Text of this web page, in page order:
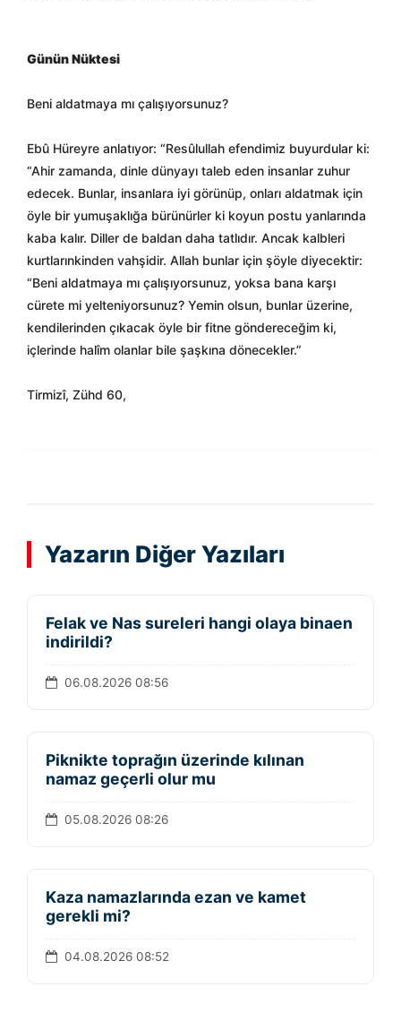
Günün Nüktesi
Beni aldatmaya mı çalışıyorsunuz?
Ebû Hüreyre anlatıyor: “Resûlullah efendimiz buyurdular ki:
“Ahir zamanda, dinle dünyayı taleb eden insanlar zuhur
edecek. Bunlar, insanlara iyi görünüp, onları aldatmak için
öyle bir yumuşaklığa bürünürler ki koyun postu yanlarında
kaba kalır. Diller de baldan daha tatlıdır. Ancak kalbleri
kurtlarınkinden vahşidir. Allah bunlar için şöyle diyecektir:
“Beni aldatmaya mı çalışıyorsunuz, yoksa bana karşı
cürete mi yelteniyorsunuz? Yemin olsun, bunlar üzerine,
kendilerinden çıkacak öyle bir fitne göndereceğim ki,
içlerinde halîm olanlar bile şaşkına dönecekler.”
Tirmizî, Zühd 60,
Yazarın Diğer Yazıları
Felak ve Nas sureleri hangi olaya binaen
indirildi?
06.08.2026 08:56
Piknikte toprağın üzerinde kılınan
namaz geçerli olur mu
05.08.2026 08:26
Kaza namazlarında ezan ve kamet
gerekli mi?
04.08.2026 08:52